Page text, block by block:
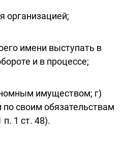
организацией;
имени выступать в
и в процессе;
имуществом; г)
своим обязательствам
п. 1 ст. 48).